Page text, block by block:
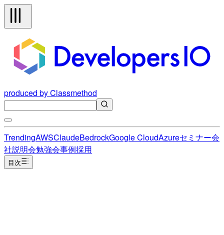
produced by Classmethod
TrendingAWSClaudeBedrockGoogle CloudAzureセミナー会
社説明会勉強会事例採用
目次